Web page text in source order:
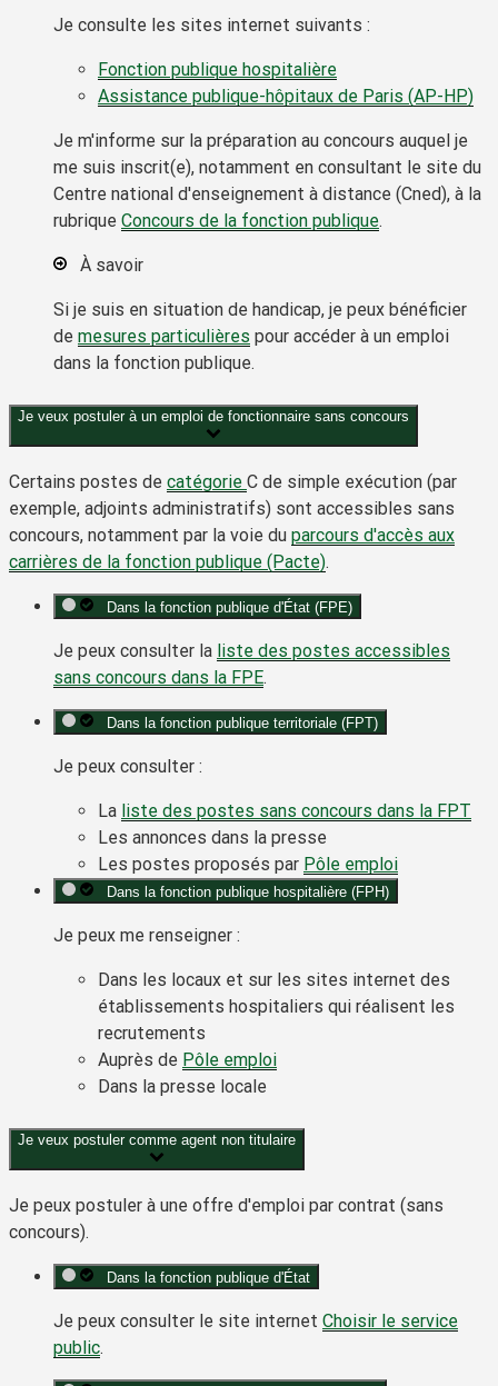
Je consulte les sites internet suivants :
Fonction publique hospitalière
Assistance publique-hôpitaux de Paris (AP-HP)
Je m'informe sur la préparation au concours auquel je
me suis inscrit(e), notamment en consultant le site du
Centre national d'enseignement à distance (Cned), à la
rubrique Concours de la fonction publique.
À savoir
Si je suis en situation de handicap, je peux bénéficier
de mesures particulières pour accéder à un emploi
dans la fonction publique.
Je veux postuler à un emploi de fonctionnaire sans concours
Certains postes de catégorie C de simple exécution (par
exemple, adjoints administratifs) sont accessibles sans
concours, notamment par la voie du parcours d'accès aux
carrières de la fonction publique (Pacte).
Dans la fonction publique d'État (FPE)
Je peux consulter la liste des postes accessibles
sans concours dans la FPE.
Dans la fonction publique territoriale (FPT)
Je peux consulter :
La liste des postes sans concours dans la FPT
Les annonces dans la presse
Les postes proposés par Pôle emploi
Dans la fonction publique hospitalière (FPH)
Je peux me renseigner :
Dans les locaux et sur les sites internet des
établissements hospitaliers qui réalisent les
recrutements
Auprès de Pôle emploi
Dans la presse locale
Je veux postuler comme agent non titulaire
Je peux postuler à une offre d'emploi par contrat (sans
concours).
Dans la fonction publique d'État
Je peux consulter le site internet Choisir le service
public.